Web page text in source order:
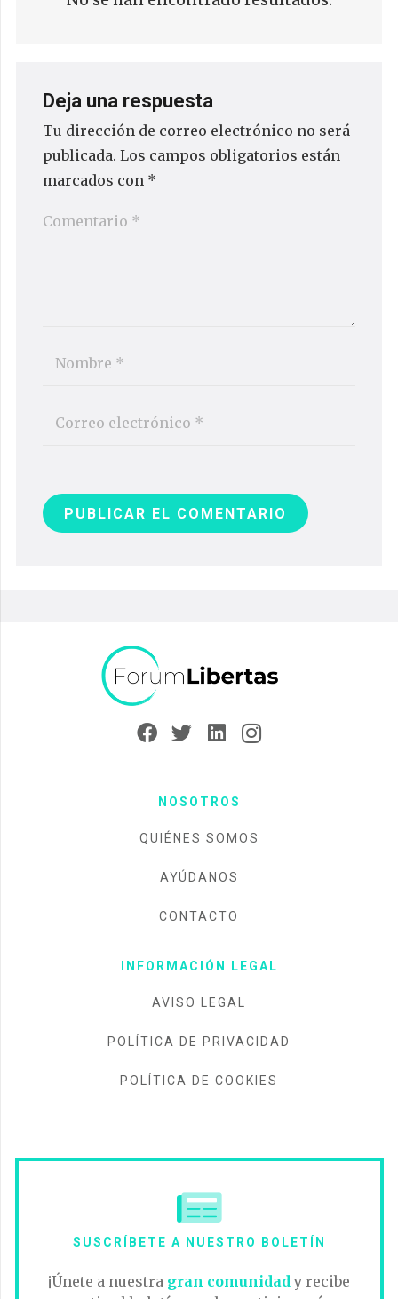
Deja una respuesta
Tu dirección de correo electrónico no será
publicada. Los campos obligatorios están
marcados con *
PUBLICAR EL COMENTARIO
NOSOTROS
QUIÉNES SOMOS
AYÚDANOS
CONTACTO
INFORMACIÓN LEGAL
AVISO LEGAL
POLÍTICA DE PRIVACIDAD
POLÍTICA DE COOKIES
SUSCRÍBETE A NUESTRO BOLETÍN
¡Únete a nuestra gran comunidad y recibe